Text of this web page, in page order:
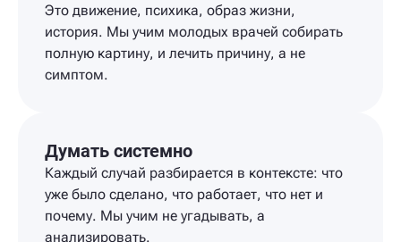
Это движение, психика, образ жизни,
история. Мы учим молодых врачей собирать
полную картину, и лечить причину, а не
симптом.
Думать системно
Каждый случай разбирается в контексте: что
уже было сделано, что работает, что нет и
почему. Мы учим не угадывать, а
анализировать.